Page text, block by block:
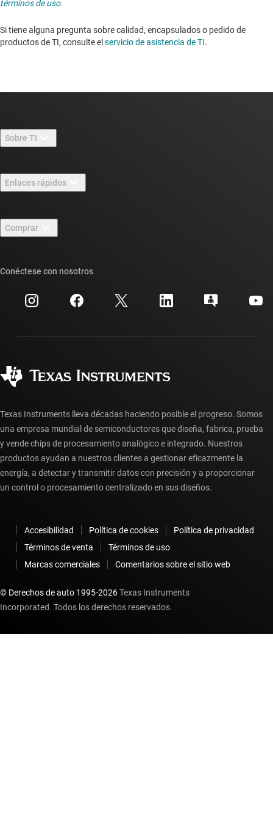
términos de uso.
Si tiene alguna pregunta sobre calidad, encapsulados o pedido de
productos de TI, consulte el servicio de asistencia de TI. ​​​​​​​​​​​​​​
Sobre TI
Carreras laborales
Sala de redacción
Eventos
Relaciones con los inversionistas
Enlaces rápidos
Foros de soporte de diseño de TI E2E™
Búsqueda de referencias cruzadas
Centro de atención al cliente
Preguntas frecuentes sobre la cuenta myTI
Comprar
Preguntas frecuentes sobre pedidos
Conéctese con nosotros
Texas Instruments lleva décadas haciendo posible el progreso. Somos
una empresa mundial de semiconductores que diseña, fabrica, prueba
y vende chips de procesamiento analógico e integrado. Nuestros
productos ayudan a nuestros clientes a gestionar eficazmente la
energía, a detectar y transmitir datos con precisión y a proporcionar
un control o procesamiento centralizado en sus diseños.
Accesibilidad Política de cookies
Política de privacidad
Términos de venta
Términos de uso
Marcas comerciales
Comentarios sobre el sitio web
© Derechos de auto 1995-2026Texas Instruments
Incorporated. Todos los derechos reservados.